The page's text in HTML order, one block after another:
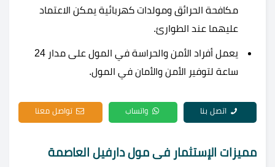
مكافحة الحرائق ومولدات كهربائية يمكن الاعتماد
عليهما عند الطوارئ.
يعمل أفراد الأمن والحراسة في المول على مدار 24
ساعة لتوفير الأمن والأمان في المول.
اتصل بنا واتساب تواصل معنا
مميزات الإستثمار فى مول دارفيل العاصمة